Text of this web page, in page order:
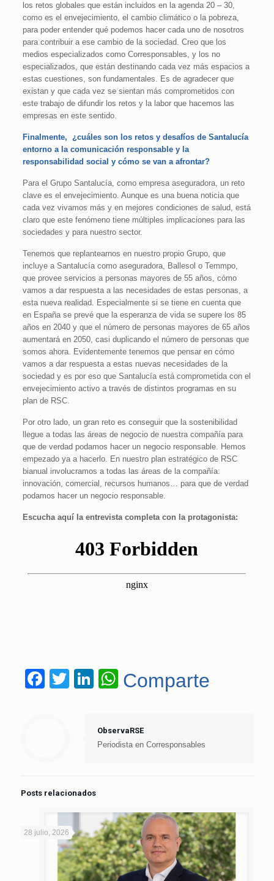
los retos globales que están incluidos en la agenda 20 – 30,
como es el envejecimiento, el cambio climático o la pobreza,
para poder entender qué podemos hacer cada uno de nosotros
para contribuir a ese cambio de la sociedad. Creo que los
medios especializados como Corresponsables, y los no
especializados, que están destinando cada vez más espacios a
estas cuestiones, son fundamentales. Es de agradecer que
existan y que cada vez se sientan más comprometidos con
este trabajo de difundir los retos y la labor que hacemos las
empresas en este sentido.
Finalmente, ¿cuáles son los retos y desafíos de Santalucía
entorno a la comunicación responsable y la
responsabilidad social y cómo se van a afrontar?
Para el Grupo Santalucía, como empresa aseguradora, un reto
clave es el envejecimiento. Aunque es una buena noticia que
cada vez vivamos más y en mejores condiciones de salud, está
claro que este fenómeno tiene múltiples implicaciones para las
sociedades y para nuestro sector.
Tenemos que replantearnos en nuestro propio Grupo, que
incluye a Santalucía como aseguradora, Ballesol o Temmpo,
que provee servicios a personas mayores de 55 años, cómo
vamos a dar respuesta a las necesidades de estas personas, a
esta nueva realidad. Especialmente si se tiene en cuenta que
en España se prevé que la esperanza de vida se supere los 85
años en 2040 y que el número de personas mayores de 65 años
aumentará en 2050, casi duplicando el número de personas que
somos ahora. Evidentemente tenemos que pensar en cómo
vamos a dar respuesta a estas nuevas necesidades de la
sociedad y es por eso que Santalucía está comprometida con el
envejecimiento activo a través de distintos programas en su
plan de RSC.
Por otro lado, un gran reto es conseguir que la sostenibilidad
llegue a todas las áreas de negocio de nuestra compañía para
que de verdad podamos hacer un negocio responsable. Hemos
empezado ya a hacerlo. En nuestro plan estratégico de RSC
bianual involucramos a todas las áreas de la compañía:
innovación, comercial, recursos humanos… para que de verdad
podamos hacer un negocio responsable.
Escucha aquí la entrevista completa con la protagonista:
Facebook
Twitter
LinkedIn
WhatsApp
Comparte
ObservaRSE
Periodista en Corresponsables
Posts relacionados
28 julio, 2026